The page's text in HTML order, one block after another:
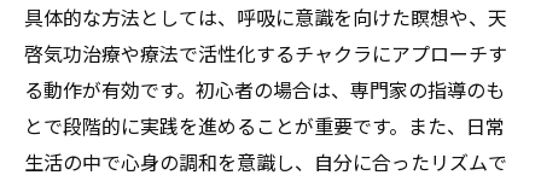
具体的な方法としては、呼吸に意識を向けた瞑想や、天
啓気功治療や療法で活性化するチャクラにアプローチす
る動作が有効です。初心者の場合は、専門家の指導のも
とで段階的に実践を進めることが重要です。また、日常
生活の中で心身の調和を意識し、自分に合ったリズムで